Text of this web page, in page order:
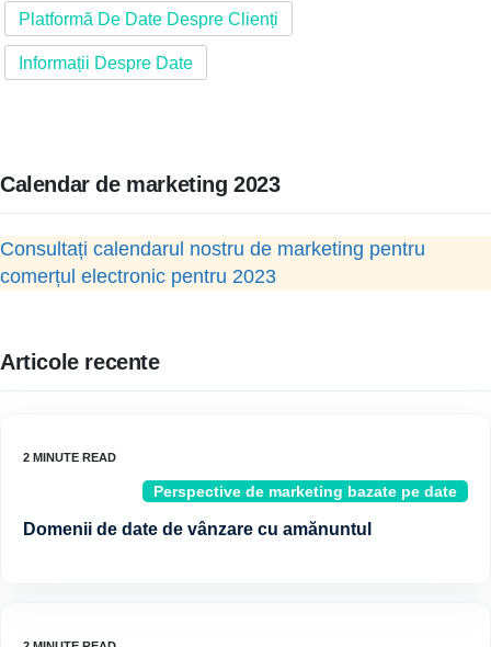
Platformă De Date Despre Clienți
Informații Despre Date
Calendar de marketing 2023
Consultați calendarul nostru de marketing pentru
comerțul electronic pentru 2023
Articole recente
Perspective de marketing bazate pe date
Domenii de date de vânzare cu amănuntul